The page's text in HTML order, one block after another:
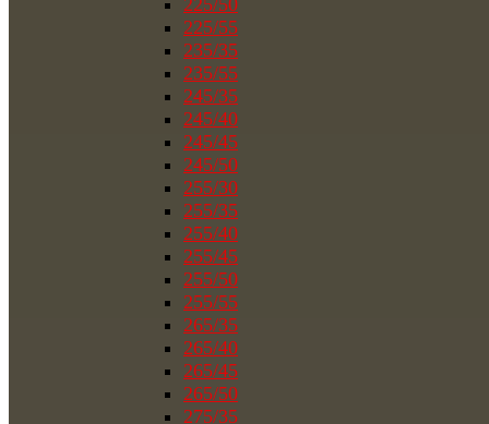
225/50
225/55
235/35
235/55
245/35
245/40
245/45
245/50
255/30
255/35
255/40
255/45
255/50
255/55
265/35
265/40
265/45
265/50
275/35